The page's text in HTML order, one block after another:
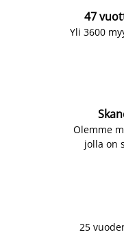
47
Yli 3600
Olemme
jolla on
25